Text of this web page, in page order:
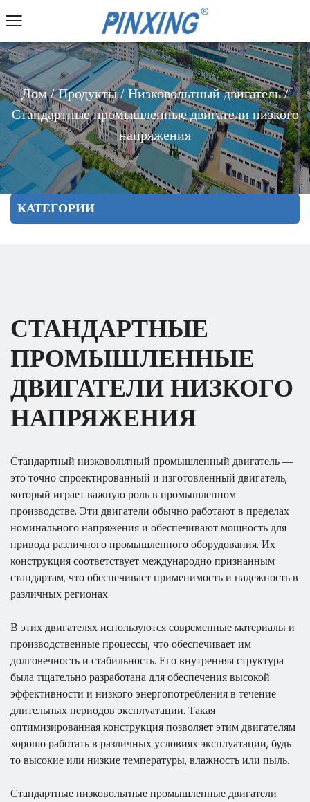
Дом/Продукты/Низковольтный двигатель/
Стандартные промышленные двигатели низкого
напряжения
КАТЕГОРИИ
СТАНДАРТНЫЕ
ПРОМЫШЛЕННЫЕ
ДВИГАТЕЛИ НИЗКОГО
НАПРЯЖЕНИЯ
Стандартный низковольтный промышленный двигатель —
это точно спроектированный и изготовленный двигатель,
который играет важную роль в промышленном
производстве. Эти двигатели обычно работают в пределах
номинального напряжения и обеспечивают мощность для
привода различного промышленного оборудования. Их
конструкция соответствует международно признанным
стандартам, что обеспечивает применимость и надежность в
различных регионах.
В этих двигателях используются современные материалы и
производственные процессы, что обеспечивает им
долговечность и стабильность. Его внутренняя структура
была тщательно разработана для обеспечения высокой
эффективности и низкого энергопотребления в течение
длительных периодов эксплуатации. Такая
оптимизированная конструкция позволяет этим двигателям
хорошо работать в различных условиях эксплуатации, будь
то высокие или низкие температуры, влажность или пыль.
Стандартные низковольтные промышленные двигатели